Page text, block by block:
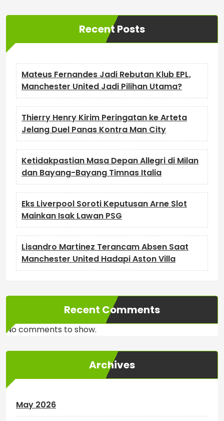
Recent Posts
Mateus Fernandes Jadi Rebutan Klub EPL,
Manchester United Jadi Pilihan Utama?
Thierry Henry Kirim Peringatan ke Arteta
Jelang Duel Panas Kontra Man City
Ketidakpastian Masa Depan Allegri di Milan
dan Bayang-Bayang Timnas Italia
Eks Liverpool Soroti Keputusan Arne Slot
Mainkan Isak Lawan PSG
Lisandro Martinez Terancam Absen Saat
Manchester United Hadapi Aston Villa
Recent Comments
No comments to show.
Archives
May 2026